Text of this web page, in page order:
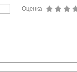
Оценка